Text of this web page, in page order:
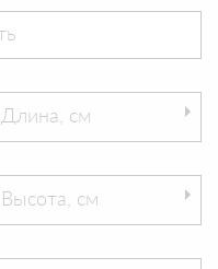
Длина, см
Высота, см